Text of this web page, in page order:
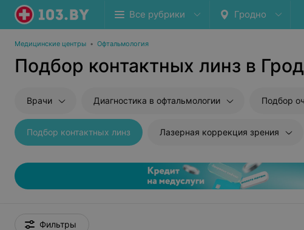
Все рубрики Гродно
Медицинские центры • Офтальмология
Подбор контактных линз в
Врачи Диагностика в офтальмологии Подбор
Подбор контактных линз Лазерная коррекция зрения
Фильтры